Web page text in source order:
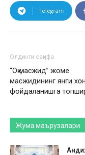
Telegram
Олдинги саҳифа
“Оқ масжид” жоме
масжидининг янги
фойдаланишга
Жума маърузалари